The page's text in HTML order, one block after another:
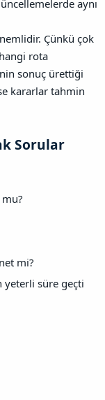
aynı
Çünkü çok
rota
sonuç ürettiği
kararlar tahmin
Sorular​
mi?
yeterli süre geçti